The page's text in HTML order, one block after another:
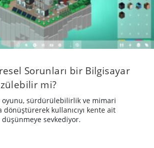
Sorunları bir Bilgisayar
mi?
oyunu, sürdürülebilirlik ve mimari
dönüştürerek kullanıcıyı kente ait
sevkediyor.